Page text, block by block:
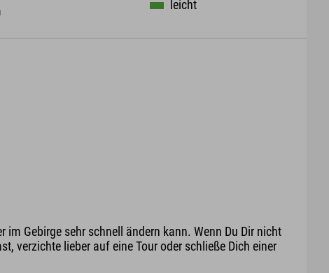
leicht
Gebirge sehr schnell ändern kann. Wenn Du Dir nicht
verzichte lieber auf eine Tour oder schließe Dich einer